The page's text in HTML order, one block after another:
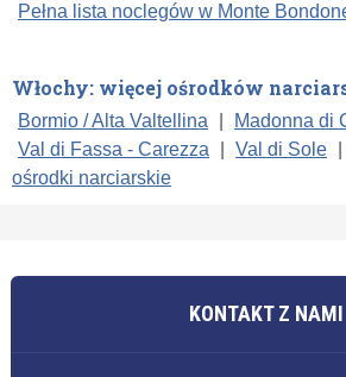
Pełna lista noclegów w Monte
Włochy: więcej ośrodków
Bormio / Alta Valtellina Madonna di
Val di Fassa - Carezza
Val di Sole
ośrodki narciarskie
KONTAKT Z NAMI